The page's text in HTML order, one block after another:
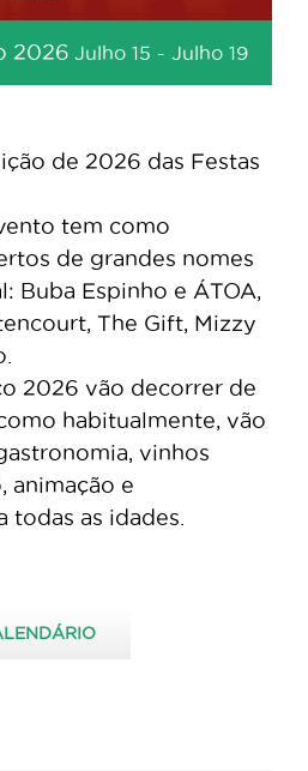
2026 Julho 15 - Julho 19
de 2026 das Festas
tem como
de grandes nomes
Buba Espinho e ÁTOA,
The Gift, Mizzy
2026 vão decorrer de
habitualmente, vão
vinhos
animação e
todas as idades.